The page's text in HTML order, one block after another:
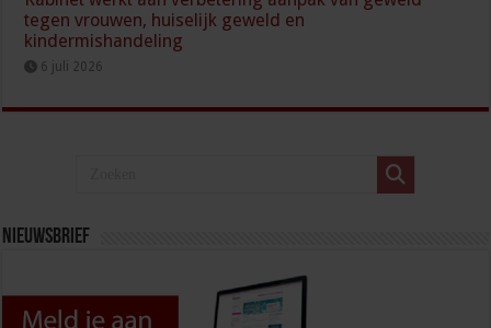
tegen vrouwen, huiselijk geweld en
kindermishandeling
6 juli 2026
Nieuwsbrief